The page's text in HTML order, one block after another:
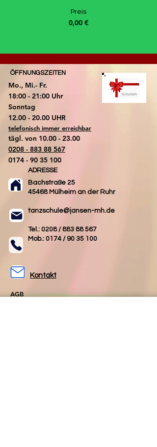
Preis
0,00 €
ÖFFNUNGSZEITEN
Mo., Mi.- Fr.
18:00 - 21:00 Uhr
​Sonntag
​12.00 - 20.00 UHR
telefonisch immer erreichbar
tägl. von 10.00 - 23.00
0208 - 883 88 567
0174 - 90 35 100
ADRESSE
Bachstraße 25
45468 Mülheim an der Ruhr
tanzschule@jansen-mh.de
Tel.: 0208 / 883 88 567
Mob.: 0174 / 90 35 100
Kontakt
AGB